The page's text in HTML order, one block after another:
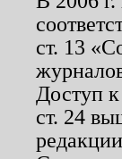
ст. 13
Доступ
ст. 24